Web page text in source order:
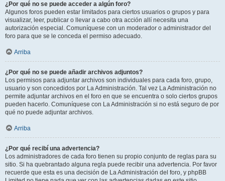
¿Por qué no se puede acceder a algún foro?
Algunos foros pueden estar limitados para ciertos usuarios o grupos y para
visualizar, leer, publicar o llevar a cabo otra acción allí necesita una
autorización especial. Comuníquese con un moderador o administrador del
foro para que se le conceda el permiso adecuado.
Arriba
¿Por qué no se puede añadir archivos adjuntos?
Los permisos para adjuntar archivos son individuales para cada foro, grupo,
usuario y son concedidos por La Administración. Tal vez La Administración no
permite adjuntar archivos en el foro en que se encuentra o solo ciertos grupos
pueden hacerlo. Comuníquese con La Administración si no está seguro de por
qué no puede adjuntar archivos.
Arriba
¿Por qué recibí una advertencia?
Los administradores de cada foro tienen su propio conjunto de reglas para su
sitio. Si ha quebrantado alguna regla puede recibir una advertencia. Por favor
recuerde que esta es una decisión de La Administración del foro, y phpBB